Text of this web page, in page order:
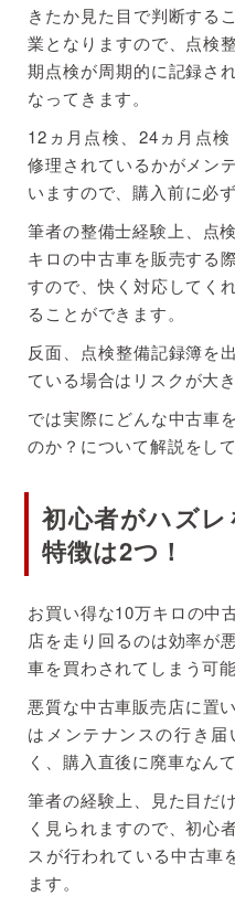
カーセンサー
グーネット
10万キロの中古車って
買取りサービスがお
カーネクスト
まとめ
きたか見た目で判断する
業となりますので、点検
期点検が周期的に記録さ
なってきます。
12ヵ月点検、24ヵ月点
修理されているかがメン
いますので、購入前に必
筆者の整備士経験上、点
キロの中古車を販売する
すので、快く対応してく
ることができます。
反面、点検整備記録簿を
ている場合はリスクが大
では実際にどんな中古車
のか？について解説をし
初心者がハズ
特徴は2つ！
お買い得な10万キロの中
店を走り回るのは効率が
車を買わされてしまう可
悪質な中古車販売店に置
はメンテナンスの行き
く、購入直後に廃車なん
筆者の経験上、見た目だ
く見られますので、初心
スが行われている中古車
ます。